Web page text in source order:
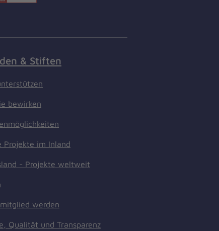
& Stiften
bewirken
Projekte im Inland
- Projekte weltweit
werden
Qualität und Transparenz